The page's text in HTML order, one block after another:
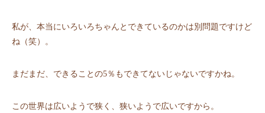
私が、本当にいろいろちゃんとできているのかは別問題ですけど
ね（笑）。
まだまだ、できることの5％もできてないじゃないですかね。
この世界は広いようで狭く、狭いようで広いですから。